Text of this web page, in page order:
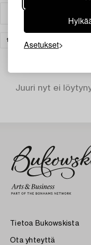
Asetukset
100 YEARS WITH SVENSKT
Juuri nyt ei
Tietoa Bukowskista
Ota yhteyttä